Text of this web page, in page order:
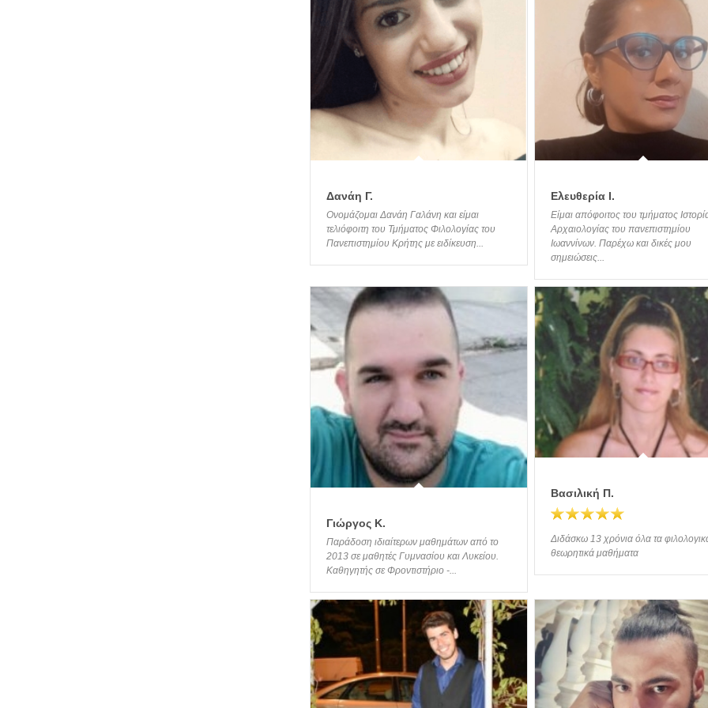
Δανάη Γ.
Ονομάζομαι Δανάη Γαλάνη και είμαι
τελιόφοιτη του Τμήματος Φιλολογίας του
Πανεπιστημίου Κρήτης με ειδίκευση...
Ελευθερία Ι.
Είμαι απόφοιτος του τμήματος
Αρχαιολογίας του πανεπιστημίου
Ιωαννίνων. Παρέχω και δικές μου
σημειώσεις...
Γιώργος Κ.
Παράδοση ιδιαίτερων μαθημάτων από το
2013 σε μαθητές Γυμνασίου και Λυκείου.
Καθηγητής σε Φροντιστήριο -...
Βασιλική Π.
Διδάσκω 13 χρόνια όλα τα
θεωρητικά μαθήματα